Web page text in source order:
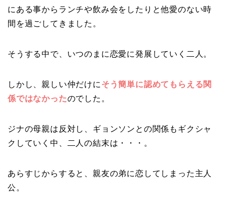
にある事からランチや飲み会をしたりと他愛のない時
間を過ごしてきました。
そうする中で、いつのまに恋愛に発展していく二人。
しかし、親しい仲だけに そう簡単に認めてもらえる関
係ではなかったのでした。
ジナの母親は反対し、ギョンソンとの関係もギクシャ
クしていく中、二人の結末は・・・。
あらすじからすると、親友の弟に恋してしまった主人
公。